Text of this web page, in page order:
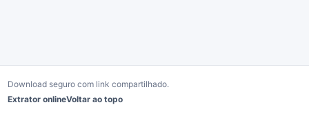
Download seguro com link compartilhado.
Extrator onlineVoltar ao topo